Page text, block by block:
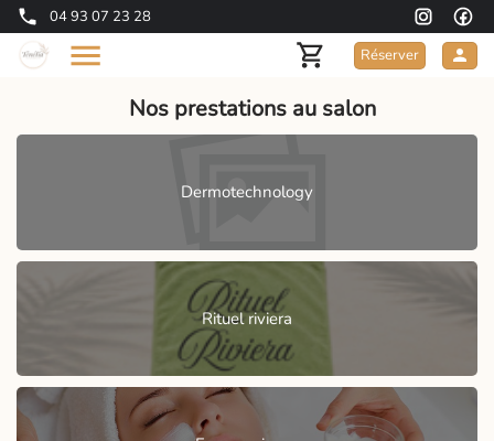
04 93 07 23 28
Réserver
Nos prestations au salon
Dermotechnology
Rituel riviera